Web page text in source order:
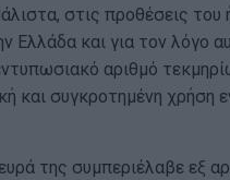
στις προθέσεις του
Ελλάδα και για τον λόγο
αριθμό
και συγκροτημένη χρήση
της συμπεριέλαβε εξ